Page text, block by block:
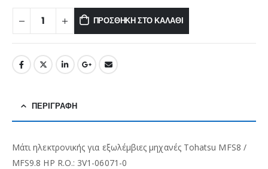
ΠΡΟΣΘΉΚΗ ΣΤΟ ΚΑΛΆΘΙ
ΠΕΡΙΓΡΑΦΉ
Μάτι ηλεκτρονικής για εξωλέμβιες μηχανές Tohatsu MFS8 /
MFS9.8 HP R.O.: 3V1-06071-0